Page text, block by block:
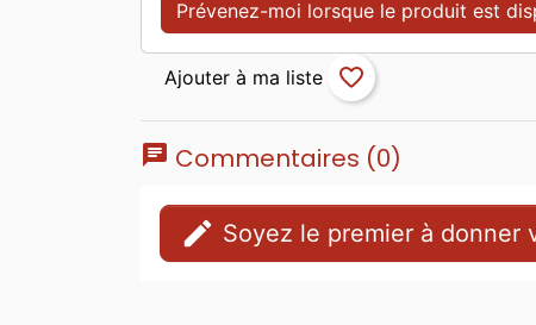
Prévenez-moi lorsque le produit est
favorite_border
chat Commentaires (0)
edit Soyez le premier à donner